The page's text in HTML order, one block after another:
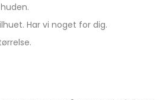
Har vi noget for dig.